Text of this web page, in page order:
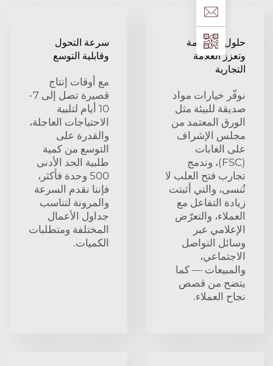
مستدامة
العلامة
خيارات مواد
للبيئة مثل
المعتمد من
الإشراف
(FSC)، وندمج
فتح العلب لا
والتي أثبتت
التفاعل مع
والتعرّض
عبر
التواصل
— كما
من قصص
العملاء.
سرعة التحول
وقابلية التوسع
مع أوقات إنتاج
قصيرة تصل إلى 7-
10 أيام لتلبية
الاحتياجات العاجلة،
والقدرة على
التوسع من كمية
طلبية الحد الأدنى
500 وحدة فأكثر،
فإننا نقدم السرعة
والمرونة لتناسب
جداول الأعمال
المختلفة ومتطلبات